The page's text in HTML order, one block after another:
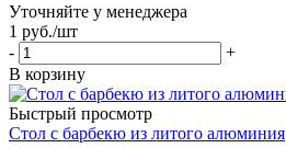
Уточняйте у менеджера
1 руб./шт
-
+
В корзину
Быстрый просмотр
Стол с барбекю из литого алюминия